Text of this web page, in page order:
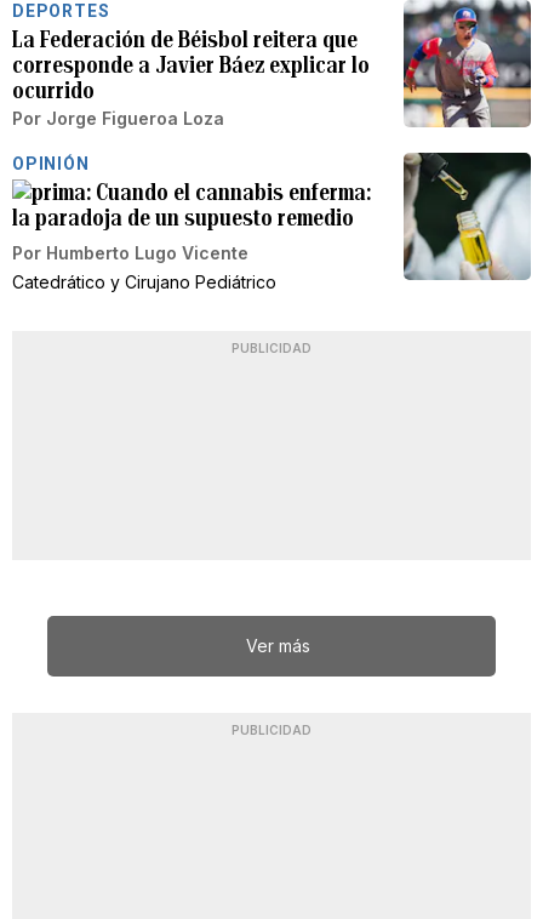
DEPORTES
La Federación de Béisbol reitera que
corresponde a Javier Báez explicar lo
ocurrido
Por Jorge Figueroa Loza
OPINIÓN
Cuando el cannabis enferma:
la paradoja de un supuesto remedio
Por Humberto Lugo Vicente
Catedrático y Cirujano Pediátrico
PUBLICIDAD
Ver más
PUBLICIDAD